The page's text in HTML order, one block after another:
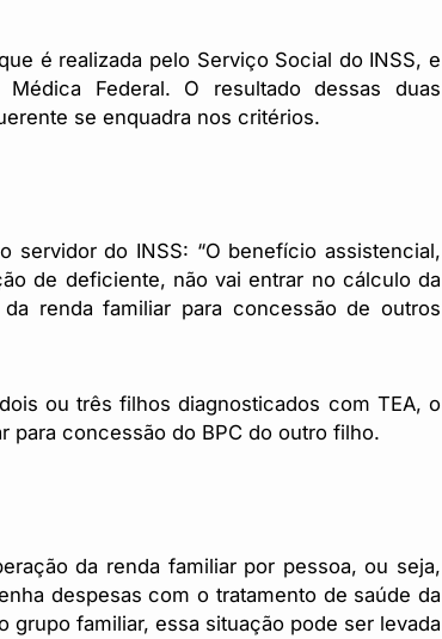
é realizada pelo Serviço Social do INSS, e
Federal. O resultado dessas duas
se enquadra nos critérios.
do INSS: “O benefício assistencial,
de deficiente, não vai entrar no cálculo da
renda familiar para concessão de outros
ou três filhos diagnosticados com TEA, o
para concessão do BPC do outro filho.
da renda familiar por pessoa, ou seja,
despesas com o tratamento de saúde da
familiar, essa situação pode ser levada